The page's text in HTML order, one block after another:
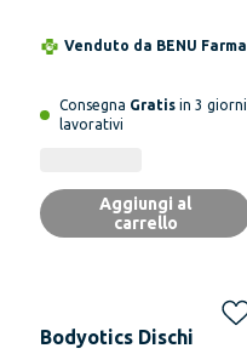
Con Anello Estraibile
Rosa
Venduto da BENU Farma
Consegna Gratis in 3 giorni
lavorativi
Aggiungi al
carrello
Bodyotics Dischi